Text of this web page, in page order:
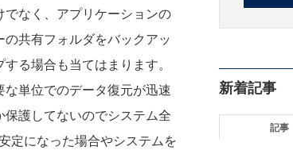
なく、アプリケーションの
共有フォルダをバックアッ
る場合も当てはまります。
単位でのデータ復元が迅速
護してないのでシステム全
定になった場合やシステムを
新着記事
記事